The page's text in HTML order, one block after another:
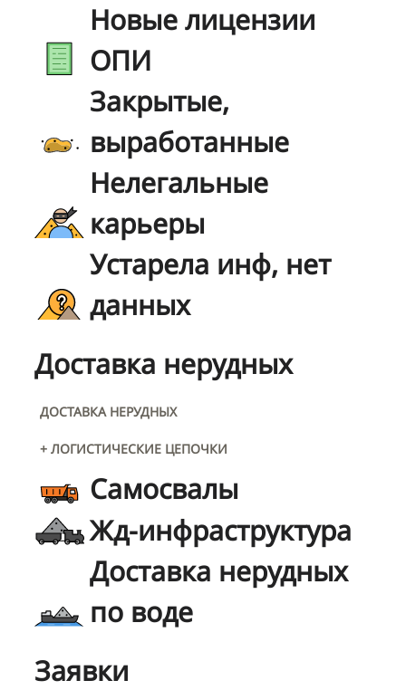
Новые лицензии
ОПИ
Закрытые,
выработанные
Нелегальные
карьеры
Устарела инф, нет
данных
Доставка нерудных
ДОСТАВКА НЕРУДНЫХ
+ ЛОГИСТИЧЕСКИЕ ЦЕПОЧКИ
Самосвалы
Жд-инфраструктура
Доставка нерудных
по воде
Заявки